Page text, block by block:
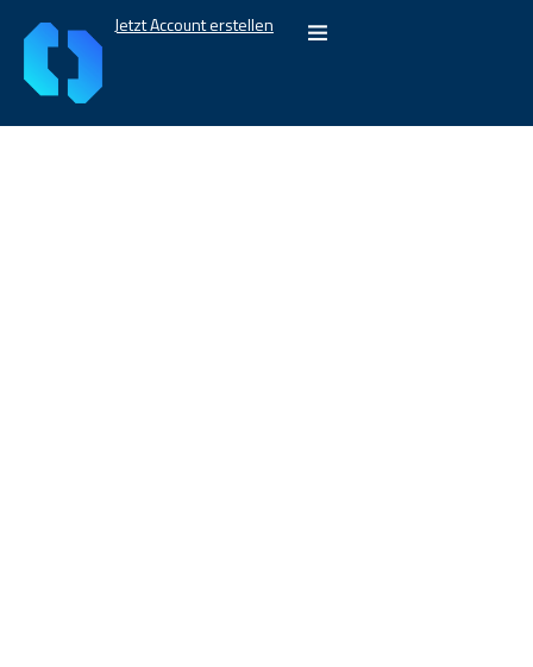
Jetzt Account erstellen